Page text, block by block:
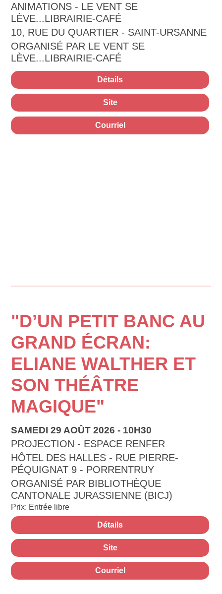
ANIMATIONS - LE VENT SE
LÈVE...LIBRAIRIE-CAFÉ
10, RUE DU QUARTIER - SAINT-URSANNE
ORGANISÉ PAR LE VENT SE
LÈVE...LIBRAIRIE-CAFÉ
Détails
Site
Courriel
"D’UN PETIT BANC AU
GRAND ÉCRAN:
ELIANE WALTHER ET
SON THÉÂTRE
MAGIQUE"
SAMEDI 29 AOÛT 2026 - 10H30
PROJECTION - ESPACE RENFER
HÔTEL DES HALLES - RUE PIERRE-
PÉQUIGNAT 9 - PORRENTRUY
ORGANISÉ PAR BIBLIOTHÈQUE
CANTONALE JURASSIENNE (BICJ)
Prix: Entrée libre
Détails
Site
Courriel